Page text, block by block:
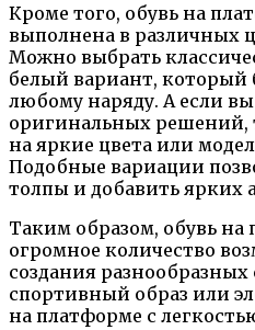
Кроме того, обувь на
выполнена в различных
Можно выбрать
белый вариант, который
любому наряду. А если
оригинальных решений,
на яркие цвета или
Подобные вариации
толпы и добавить ярких
Таким образом, обувь на
огромное количество
создания разнообразных
спортивный образ или
на платформе с